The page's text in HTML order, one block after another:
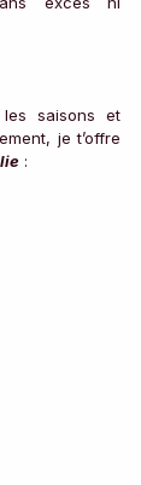
saisons et
je t’offre
: